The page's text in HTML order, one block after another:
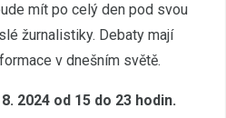
mít po celý den pod svou
žurnalistiky. Debaty mají
v dnešním světě.
2024 od 15 do 23 hodin.